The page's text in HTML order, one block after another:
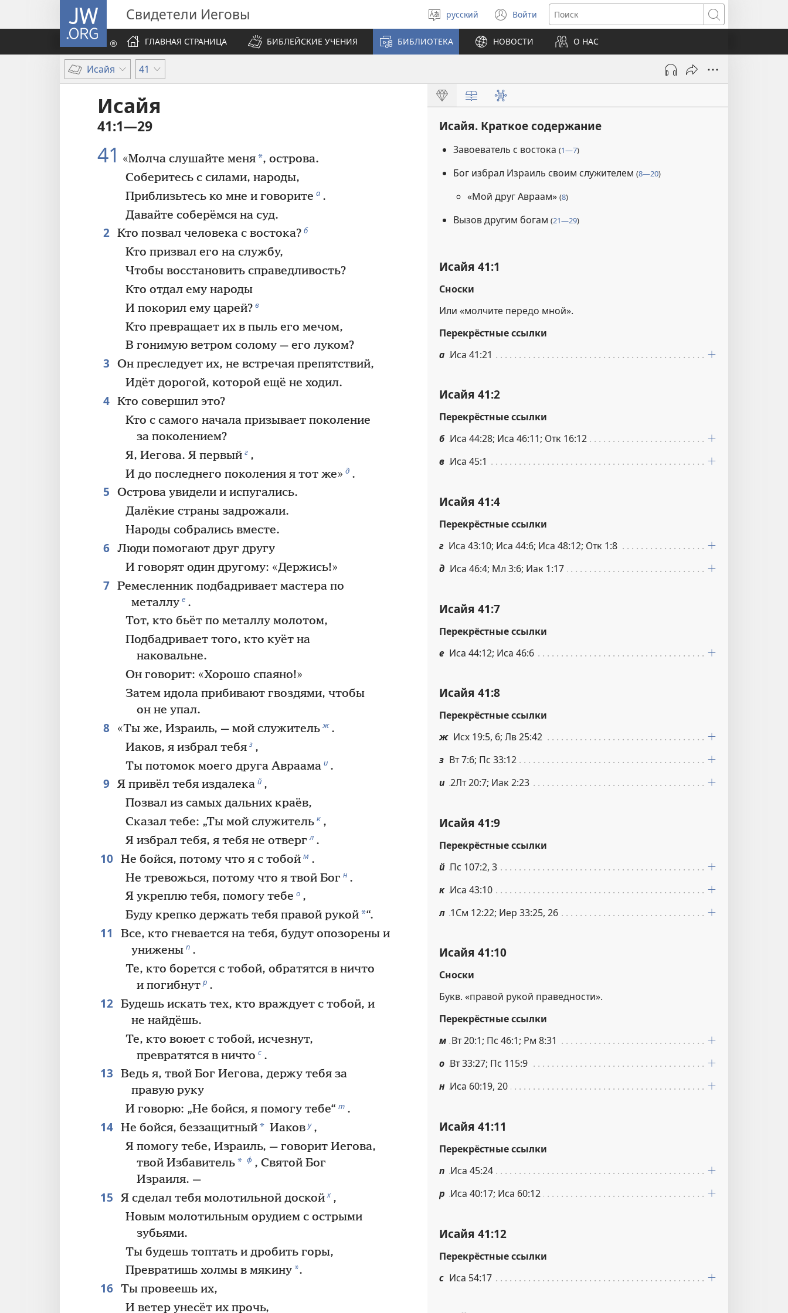
JW.ORG Свидетели Иеговы
Выберите
язык
русский Войти
(открывается
в
новом
окне)
Поиск
ГЛАВНАЯ СТРАНИЦА
БИБЛЕЙСКИЕ УЧЕНИЯ БИБЛИОТЕКА НОВОСТИ О НАС
Исайя 41
Исайя
41:1—29
41 «Молча слушайте меня*, острова.
Соберитесь с силами, народы,
Приблизьтесь ко мне и говорите а .
Давайте соберёмся на суд.
2 Кто позвал человека с востока? б
Кто призвал его на службу,
Чтобы восстановить справедливость?
Кто отдал ему народы
И покорил ему царей? в
Кто превращает их в пыль его мечом,
В гонимую ветром солому — его луком?
3
Он преследует их, не встречая препятствий,
Идёт дорогой, которой ещё не ходил.
4 Кто совершил это?
Кто с самого начала призывает поколение
за поколением?
Я, Иегова. Я первый г ,
И до последнего поколения я тот же» д .
5
Острова увидели и испугались.
Далёкие страны задрожали.
Народы собрались вместе.
6 Люди помогают друг другу
И говорят один другому: «Держись!»
7 Ремесленник подбадривает мастера по
металлу е .
Тот, кто бьёт по металлу молотом,
Подбадривает того, кто куёт на
наковальне.
Он говорит: «Хорошо спаяно!»
Затем идола прибивают гвоздями, чтобы
он не упал.
8 «Ты же, Израиль, — мой служитель ж .
Иаков, я избрал тебя з ,
Ты потомок моего друга Авраама и .
9 Я привёл тебя издалека й ,
Позвал из самых дальних краёв,
Сказал тебе: „Ты мой служитель к ,
Я избрал тебя, я тебя не отверг л .
10 Не бойся, потому что я с тобой м .
Не тревожься, потому что я твой Бог н .
Я укреплю тебя, помогу тебе о ,
Буду крепко держать тебя правой рукой*“.
11
Все, кто гневается на тебя, будут опозорены и
унижены п .
Те, кто борется с тобой, обратятся в ничто
и погибнут р .
12 Будешь искать тех, кто враждует с тобой, и
не найдёшь.
Те, кто воюет с тобой, исчезнут,
превратятся в ничто с .
13
Ведь я, твой Бог Иегова, держу тебя за
правую руку
И говорю: „Не бойся, я помогу тебе“ т .
14 Не бойся, беззащитный* Иаков у ,
Я помогу тебе, Израиль, — говорит Иегова,
твой Избавитель* ф , Святой Бог
Израиля. —
15 Я сделал тебя молотильной доской х ,
Новым молотильным орудием с острыми
зубьями.
Ты будешь топтать и дробить горы,
Превратишь холмы в мякину*.
16 Ты провеешь их,
И ветер унесёт их прочь,
Исайя. Краткое содержание
Завоеватель с востока (1—7)
Бог избрал Израиль своим служителем (8—20)
«Мой друг Авраам» (8)
Вызов другим богам (21—29)
Исайя 41:1
Сноски
Или «молчите передо мной».
Перекрёстные ссылки
а Иса 41:21
Исайя 41:2
Перекрёстные ссылки
б Иса 44:28; Иса 46:11; Отк 16:12
в Иса 45:1
Исайя 41:4
Перекрёстные ссылки
г Иса 43:10; Иса 44:6; Иса 48:12; Отк 1:8
д Иса 46:4; Мл 3:6; Иак 1:17
Исайя 41:7
Перекрёстные ссылки
е Иса 44:12; Иса 46:6
Исайя 41:8
Перекрёстные ссылки
ж Исх 19:5, 6; Лв 25:42
з Вт 7:6; Пс 33:12
и 2Лт 20:7; Иак 2:23
Исайя 41:9
Перекрёстные ссылки
й Пс 107:2, 3
к Иса 43:10
л 1См 12:22; Иер 33:25, 26
Исайя 41:10
Сноски
Букв. «правой рукой праведности».
Перекрёстные ссылки
м Вт 20:1; Пс 46:1; Рм 8:31
о Вт 33:27; Пс 115:9
н Иса 60:19, 20
Исайя 41:11
Перекрёстные ссылки
п Иса 45:24
р Иса 40:17; Иса 60:12
Исайя 41:12
Перекрёстные ссылки
с Иса 54:17